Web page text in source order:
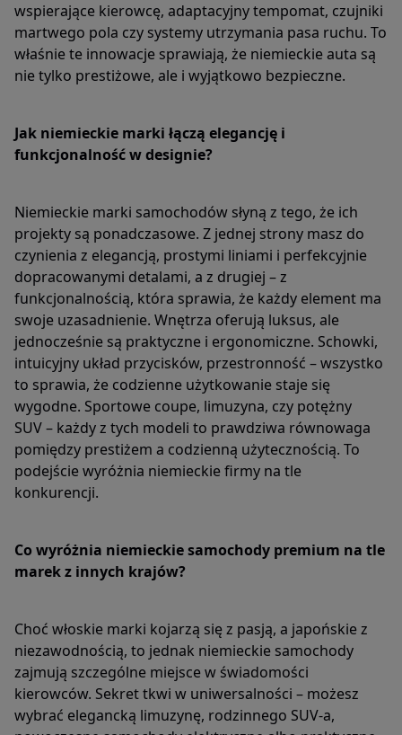
wspierające kierowcę, adaptacyjny tempomat, czujniki
martwego pola czy systemy utrzymania pasa ruchu. To
właśnie te innowacje sprawiają, że niemieckie auta są
nie tylko prestiżowe, ale i wyjątkowo bezpieczne.
Jak niemieckie marki łączą elegancję i
funkcjonalność w designie?
Niemieckie marki samochodów słyną z tego, że ich
projekty są ponadczasowe. Z jednej strony masz do
czynienia z elegancją, prostymi liniami i perfekcyjnie
dopracowanymi detalami, a z drugiej – z
funkcjonalnością, która sprawia, że każdy element ma
swoje uzasadnienie. Wnętrza oferują luksus, ale
jednocześnie są praktyczne i ergonomiczne. Schowki,
intuicyjny układ przycisków, przestronność – wszystko
to sprawia, że codzienne użytkowanie staje się
wygodne. Sportowe coupe, limuzyna, czy potężny
SUV – każdy z tych modeli to prawdziwa równowaga
pomiędzy prestiżem a codzienną użytecznością. To
podejście wyróżnia niemieckie firmy na tle
konkurencji.
Co wyróżnia niemieckie samochody premium na tle
marek z innych krajów?
Choć włoskie marki kojarzą się z pasją, a japońskie z
niezawodnością, to jednak niemieckie samochody
zajmują szczególne miejsce w świadomości
kierowców. Sekret tkwi w uniwersalności – możesz
wybrać elegancką limuzynę, rodzinnego SUV-a,